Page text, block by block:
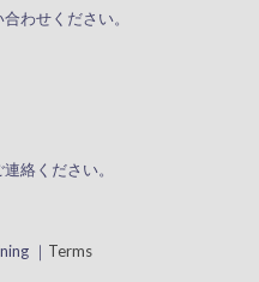
わせください。
絡ください。
｜ Terms